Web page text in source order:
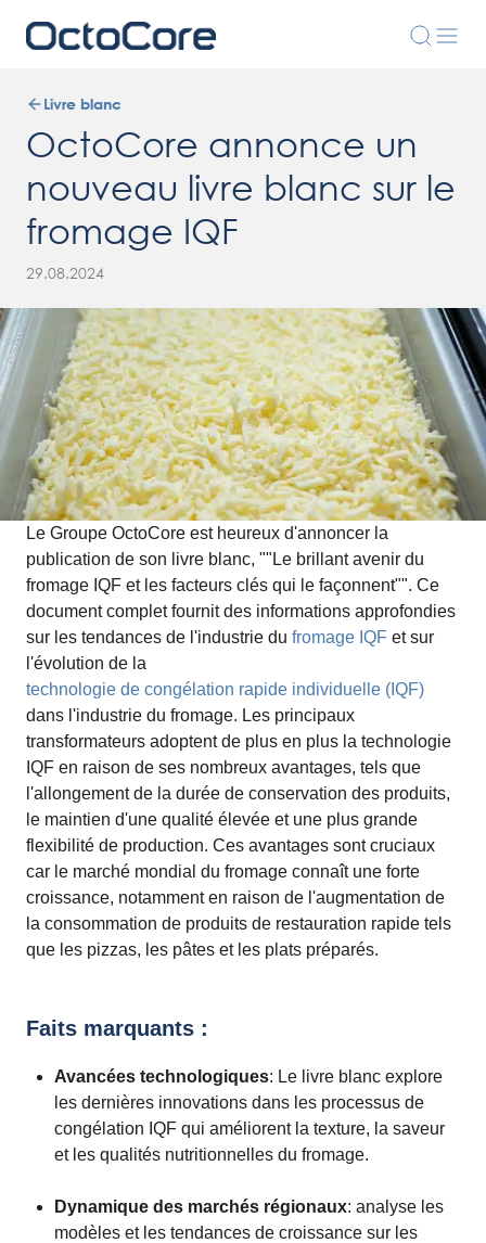
Livre blanc
OctoCore annonce un
nouveau livre blanc sur le
fromage IQF
29.08.2024
Le Groupe OctoCore est heureux d'annoncer la
publication de son livre blanc, ""Le brillant avenir du
fromage IQF et les facteurs clés qui le façonnent"". Ce
document complet fournit des informations approfondies
sur les tendances de l'industrie du fromage IQF et sur
l'évolution de la
technologie de congélation rapide individuelle (IQF)
dans l'industrie du fromage. Les principaux
transformateurs adoptent de plus en plus la technologie
IQF en raison de ses nombreux avantages, tels que
l'allongement de la durée de conservation des produits,
le maintien d'une qualité élevée et une plus grande
flexibilité de production. Ces avantages sont cruciaux
car le marché mondial du fromage connaît une forte
croissance, notamment en raison de l'augmentation de
la consommation de produits de restauration rapide tels
que les pizzas, les pâtes et les plats préparés.
Faits marquants :
Avancées technologiques: Le livre blanc explore
les dernières innovations dans les processus de
congélation IQF qui améliorent la texture, la saveur
et les qualités nutritionnelles du fromage.
Dynamique des marchés régionaux: analyse les
modèles et les tendances de croissance sur les